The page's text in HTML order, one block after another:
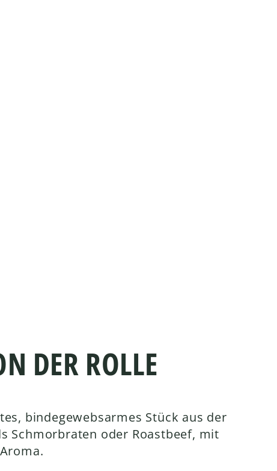
DER ROLLE
bindegewebsarmes Stück aus der
Schmorbraten oder Roastbeef, mit